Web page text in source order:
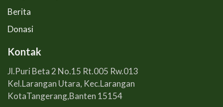
Berita
Donasi
Kontak
Jl.Puri Beta 2 No.15 Rt.005 Rw.013
Kel.Larangan Utara, Kec.Larangan
KotaTangerang,Banten 15154